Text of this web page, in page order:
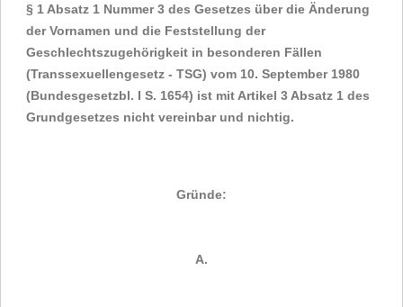
§ 1 Absatz 1 Nummer 3 des Gesetzes über die Änderung
der Vornamen und die Feststellung der
Geschlechtszugehörigkeit in besonderen Fällen
(Transsexuellengesetz - TSG) vom 10. September 1980
(Bundesgesetzbl. I S. 1654) ist mit Artikel 3 Absatz 1 des
Grundgesetzes nicht vereinbar und nichtig.
Gründe:
A.